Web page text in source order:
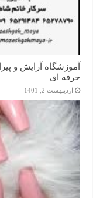
آموزشگاه آرایش و
حرفه ای
اردیبهشت 2, 1401